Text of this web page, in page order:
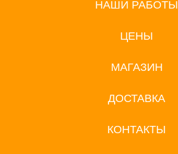
НАШИ РАБОТЫ
ЦЕНЫ
МАГАЗИН
ДОСТАВКА
КОНТАКТЫ